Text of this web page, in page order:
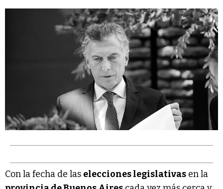
Con la fecha de las elecciones legislativas en la